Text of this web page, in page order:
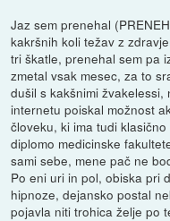
Jaz sem prenehal
kakršnih koli težav z
tri škatle, prenehal sem pa
zmetal vsak mesec, za to
dušil s kakšnimi
internetu poiskal možnost
človeku, ki ima tudi
diplomo medicinske
sami sebe, mene pač ne
Po eni uri in pol, obiska pri
hipnoze, dejansko postal
pojavla niti trohica želje po